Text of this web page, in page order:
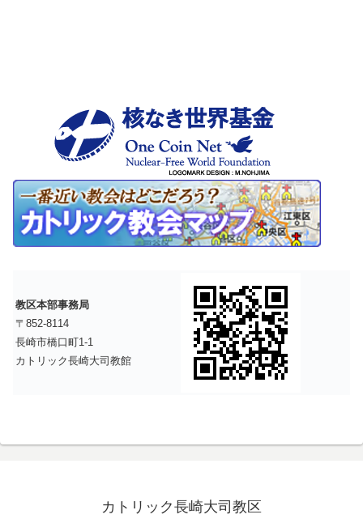
教区本部事務局
〒852-8114
長崎市橋口町1-1
カトリック長崎大司教館
カトリック長崎大司教区